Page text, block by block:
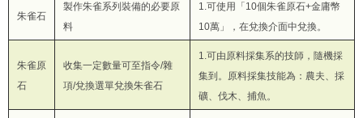
朱雀石
製作朱雀系列裝備的必要原
料
1.可使用「10個朱雀原石+金庸幣
10萬」，在兌換介面中兌換。
朱雀原
石
收集一定數量可至指令/雜
項/兌換選單兌換朱雀石
1.可由原料採集系的技師，隨機採
集到。原料採集技能為：農夫、採
礦、伐木、捕魚。